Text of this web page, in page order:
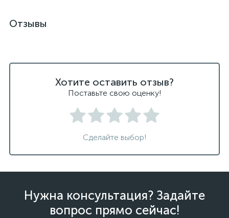
Отзывы
Хотите оставить отзыв?
Поставьте свою оценку!
Сделайте выбор!
Нужна консультация? Задайте
вопрос прямо сейчас!